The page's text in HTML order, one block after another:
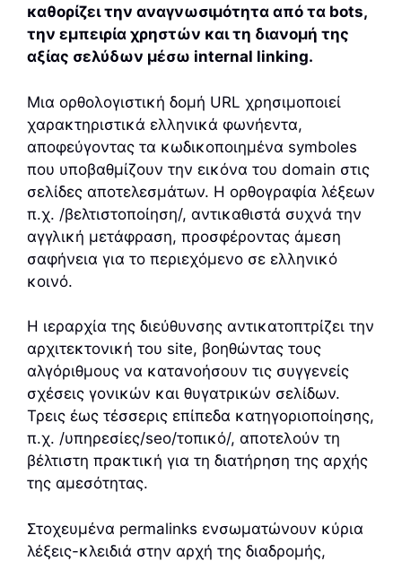
καθορίζει την αναγνωσιμότητα από τα bots,
την εμπειρία χρηστών και τη διανομή της
αξίας σελύδων μέσω internal linking.
Μια ορθολογιστική δομή URL χρησιμοποιεί
χαρακτηριστικά ελληνικά φωνήεντα,
αποφεύγοντας τα κωδικοποιημένα symboles
που υποβαθμίζουν την εικόνα του domain στις
σελίδες αποτελεσμάτων. Η ορθογραφία λέξεων
π.χ. /βελτιστοποίηση/, αντικαθιστά συχνά την
αγγλική μετάφραση, προσφέροντας άμεση
σαφήνεια για το περιεχόμενο σε ελληνικό
κοινό.
Η ιεραρχία της διεύθυνσης αντικατοπτρίζει την
αρχιτεκτονική του site, βοηθώντας τους
αλγόριθμους να κατανοήσουν τις συγγενείς
σχέσεις γονικών και θυγατρικών σελίδων.
Τρεις έως τέσσερις επίπεδα κατηγοριοποίησης,
π.χ. /υπηρεσίες/seo/τοπικό/, αποτελούν τη
βέλτιστη πρακτική για τη διατήρηση της αρχής
της αμεσότητας.
Στοχευμένα permalinks ενσωματώνουν κύρια
λέξεις-κλειδιά στην αρχή της διαδρομής,